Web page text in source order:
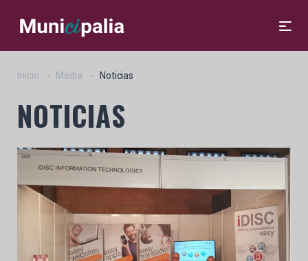
Inicio Media Noticias
NOTICIAS